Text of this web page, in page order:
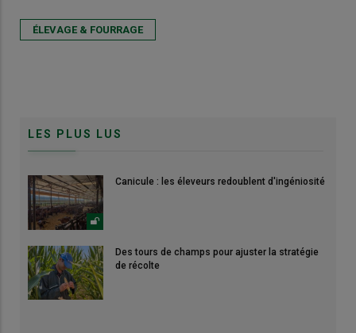
ÉLEVAGE & FOURRAGE
LES PLUS LUS
Canicule : les éleveurs redoublent d'ingéniosité
Des tours de champs pour ajuster la stratégie
de récolte